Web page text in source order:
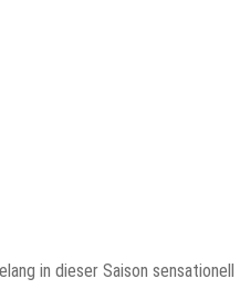
in dieser Saison sensationell